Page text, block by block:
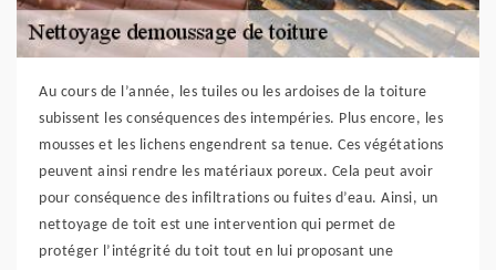
Au cours de l’année, les tuiles ou les ardoises de la toiture
subissent les conséquences des intempéries. Plus encore, les
mousses et les lichens engendrent sa tenue. Ces végétations
peuvent ainsi rendre les matériaux poreux. Cela peut avoir
pour conséquence des infiltrations ou fuites d’eau. Ainsi, un
nettoyage de toit est une intervention qui permet de
protéger l’intégrité du toit tout en lui proposant une